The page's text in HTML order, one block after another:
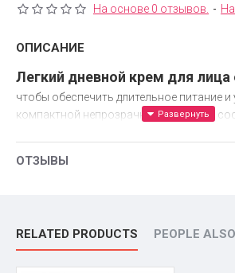
На основе 0 отзывов. -
ОПИСАНИЕ
Легкий дневной крем для лица
чтобы обеспечить длительное питание
компактной непрозрачной баночке –
кожу, наполняя ее влагой и придавая
В составе крема – вода из артезианских
ОТЗЫВЫ
RELATED PRODUCTS PEOPLE